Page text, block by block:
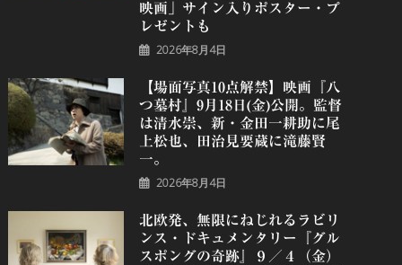
映画」サイン入りポスター・プ
レゼントも
2026年8月4日
【場面写真10点解禁】映画『八
つ墓村』9月18日(金)公開。監督
は清水崇、新・金田一耕助に尾
上松也、田治見要蔵に滝藤賢
一。
2026年8月4日
北欧発、無限にねじれるラビリ
ンス・ドキュメンタリー『グル
スポングの奇跡』９／４（金）